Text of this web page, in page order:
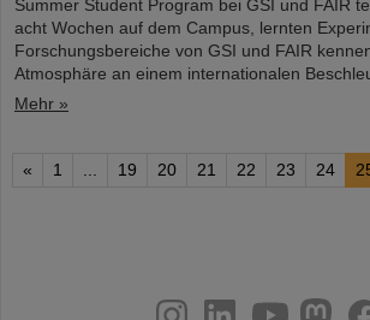
Summer Student Program bei GSI und FAIR
acht Wochen auf dem Campus, lernten
Forschungsbereiche von GSI und FAIR
Atmosphäre an einem internationalen
Mehr »
« 1 ... 19 20 21 22 23 24
youtube
helmholtz.social
facebook